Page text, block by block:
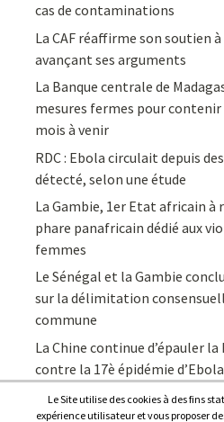
cas de contaminations
La CAF réaffirme son soutien
avançant ses arguments
La Banque centrale de
mesures fermes pour
mois à venir
RDC : Ebola circulait depuis
détecté, selon une étude
La Gambie, 1er Etat africain
phare panafricain dédié aux
femmes
Le Sénégal et la Gambie
sur la délimitation
commune
La Chine continue d’épauler la
contre la 17è épidémie d’Ebola
Le Site utilise des cookies à des fins
expérience utilisateur et vous proposer